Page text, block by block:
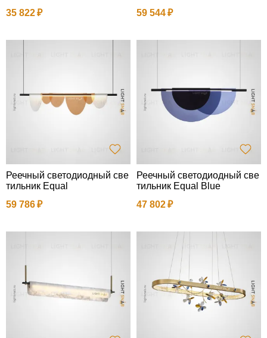
35 822
59 544
Реечный светодиодный све
тильник Equal
59 786
Реечный светодиодный све
тильник Equal Blue
47 802